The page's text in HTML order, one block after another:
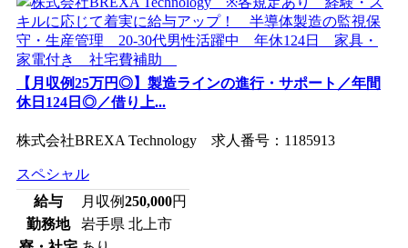
【月収例25万円◎】製造ラインの進行・サポート／年間
休日124日◎／借り上...
株式会社BREXA Technology 求人番号：1185913
スペシャル
給与
月収例250,000円
勤務地
岩手県 北上市